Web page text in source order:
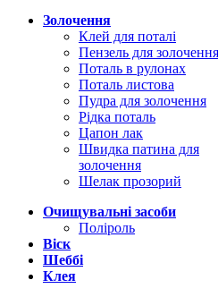
Золочення
Клей для поталі
Пензель для золочення
Поталь в рулонах
Поталь листова
Пудра для золочення
Рідка поталь
Цапон лак
Швидка патина для
золочення
Шелак прозорий
Очищувальні засоби
Поліроль
Віск
Шеббі
Клея